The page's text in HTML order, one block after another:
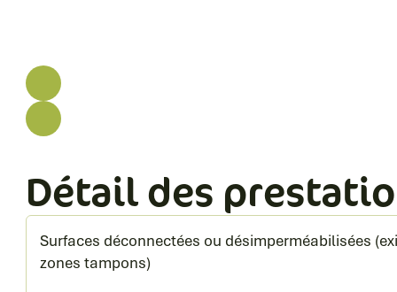
Détail des
Surfaces déconnectées ou désimperméabilisées
zones tampons)